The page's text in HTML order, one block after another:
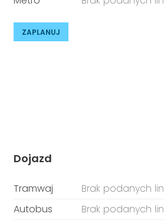
ZAPLANUJ
Dojazd
Tramwaj
Brak podanych
Autobus
Brak podanych